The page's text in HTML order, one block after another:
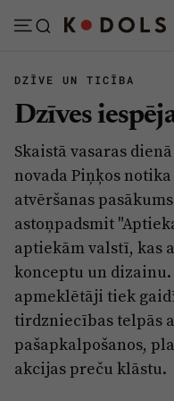
Ziņas
Politika
Pašvaldības
Izglītība
Veselība
Ģimene
DZĪVE UN TICĪBA
Dzīves
Skaistā vasaras
novada Piņķos
atvēršanas
astoņpadsmit
aptiekām valstī, kas
konceptu un
apmeklētāji tiek
tirdzniecības telpās
pašapkalpošanos,
akcijas preču klāstu.